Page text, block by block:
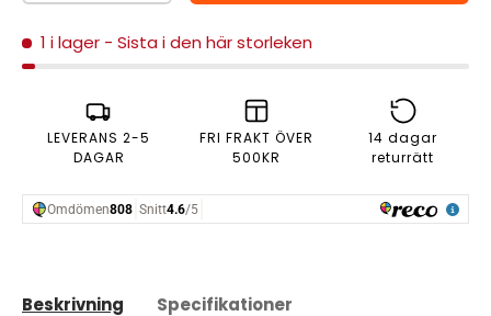
1 i lager - Sista i den här storleken
LEVERANS 2-5
DAGAR
FRI FRAKT ÖVER
500KR
14 dagar
returrätt
Beskrivning Specifikationer